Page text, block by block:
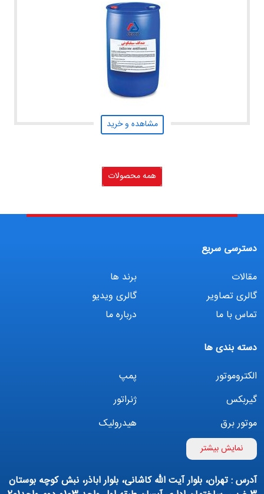
مشاهده و خرید
همه محصولات
دسترسی سریع
مقالات
برند ها
گالری تصاویر
گالری ویدیو
تماس با ما
درباره ما
دسته بندی ها
الکتروموتور
پمپ
گیربکس
ژنراتور
موتور برق
هیدرولیک
اینورتر
تهویه مطبوع
نمایش بیشتر
آدرس : تهران، بلوار آیت الله کاشانی، بلوار اباذر، نبش کوچه بوستان